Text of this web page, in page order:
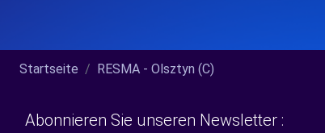
Startseite RESMA - Olsztyn (C)
Abonnieren Sie unseren Newsletter :